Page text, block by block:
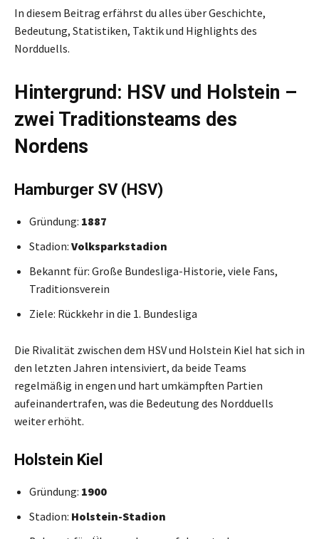
In diesem Beitrag erfährst du alles über Geschichte,
Bedeutung, Statistiken, Taktik und Highlights des
Nordduells.
Hintergrund: HSV und Holstein –
zwei Traditionsteams des
Nordens
Hamburger SV (HSV)
Gründung: 1887
Stadion: Volksparkstadion
Bekannt für: Große Bundesliga-Historie, viele Fans,
Traditionsverein
Ziele: Rückkehr in die 1. Bundesliga
Die Rivalität zwischen dem HSV und Holstein Kiel hat sich in
den letzten Jahren intensiviert, da beide Teams
regelmäßig in engen und hart umkämpften Partien
aufeinandertrafen, was die Bedeutung des Nordduells
weiter erhöht.
Holstein Kiel
Gründung: 1900
Stadion: Holstein-Stadion